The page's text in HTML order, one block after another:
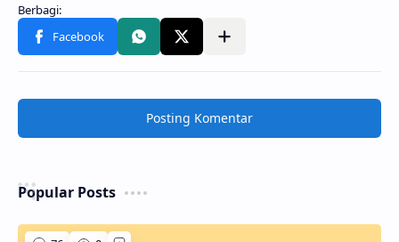
Posting Komentar
Popular Posts